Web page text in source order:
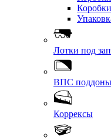
Лотки под
ВПС
Коррексы